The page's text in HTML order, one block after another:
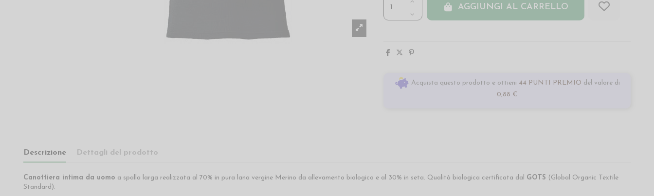
AGGIUNGI AL CARRELLO
Acquista questo prodotto e ottieni 44 PUNTI PREMIO del valore di
0,88 €
Descrizione Dettagli del prodotto
Canottiera intima da uomo a spalla larga realizzata al 70% in pura lana vergine Merino da allevamento biologico e al 30% in seta. Qualità biologica certificata dal GOTS (Global Organic Textile
Standard).